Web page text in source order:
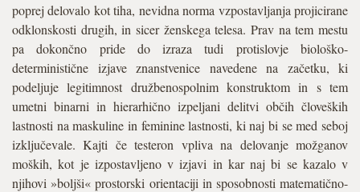
poprej delovalo kot tiha, nevidna norma vzpostavljanja projicirane
odklonskosti drugih, in sicer ženskega telesa. Prav na tem mestu
pa dokončno pride do izraza tudi protislovje biološko-
deterministične izjave znanstvenice navedene na začetku, ki
podeljuje legitimnost družbenospolnim konstruktom in s tem
umetni binarni in hierarhično izpeljani delitvi občih človeških
lastnosti na maskuline in feminine lastnosti, ki naj bi se med seboj
izključevale. Kajti če testeron vpliva na delovanje možganov
moških, kot je izpostavljeno v izjavi in kar naj bi se kazalo v
njihovi »boljši« prostorski orientaciji in sposobnosti matematično-